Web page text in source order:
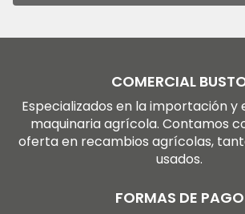
COMERCIAL
Especializados en la importación y
maquinaria agrícola. Contamos
oferta en recambios agrícolas,
usados.
FORMAS DE PAGO